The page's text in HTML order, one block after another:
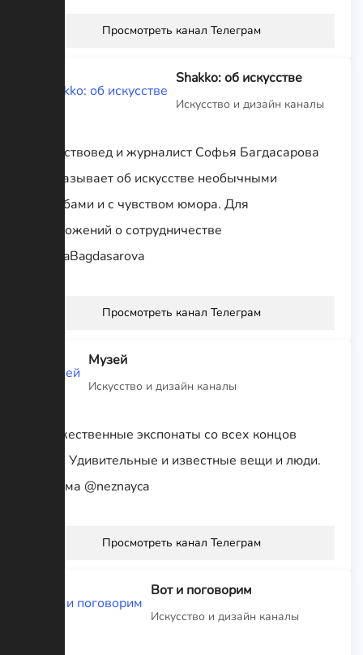
Просмотреть канал Телеграм
Shakko: об искусстве
Искусство и дизайн каналы
Искусствовед и журналист Софья Багдасарова
рассказывает об искусстве необычными
способами и с чувством юмора. Для
предложений о сотрудничестве
@SofiaBagdasarova
Просмотреть канал Телеграм
Музей
Искусство и дизайн каналы
Художественные экспонаты со всех концов
света. Удивительные и известные вещи и люди.
Реклама @neznayca
Просмотреть канал Телеграм
Вот и поговорим
Искусство и дизайн каналы